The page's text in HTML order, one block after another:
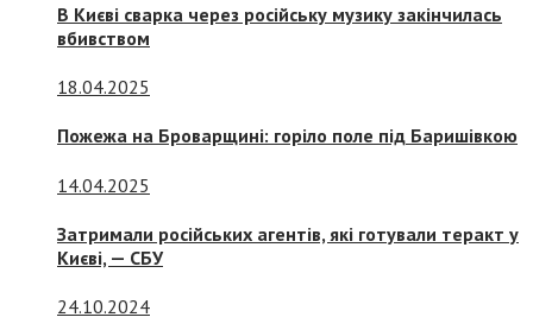
В Києві сварка через російську музику закінчилась
вбивством
18.04.2025
Пожежа на Броварщині: горіло поле під Баришівкою
14.04.2025
Затримали російських агентів, які готували теракт у
Києві, — СБУ
24.10.2024